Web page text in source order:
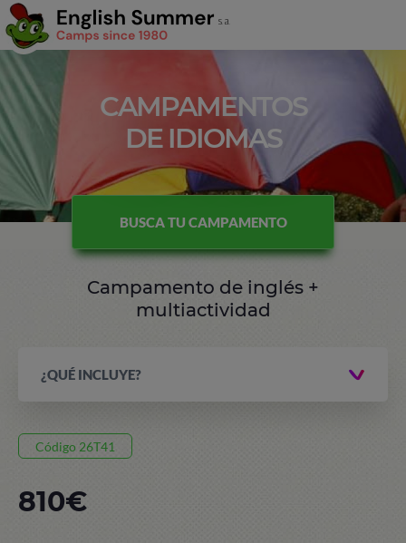
CAMPAMENTOS
DE IDIOMAS
BUSCA TU CAMPAMENTO
Campamento de inglés +
multiactividad
¿QUÉ INCLUYE?
Código 26T41
810€